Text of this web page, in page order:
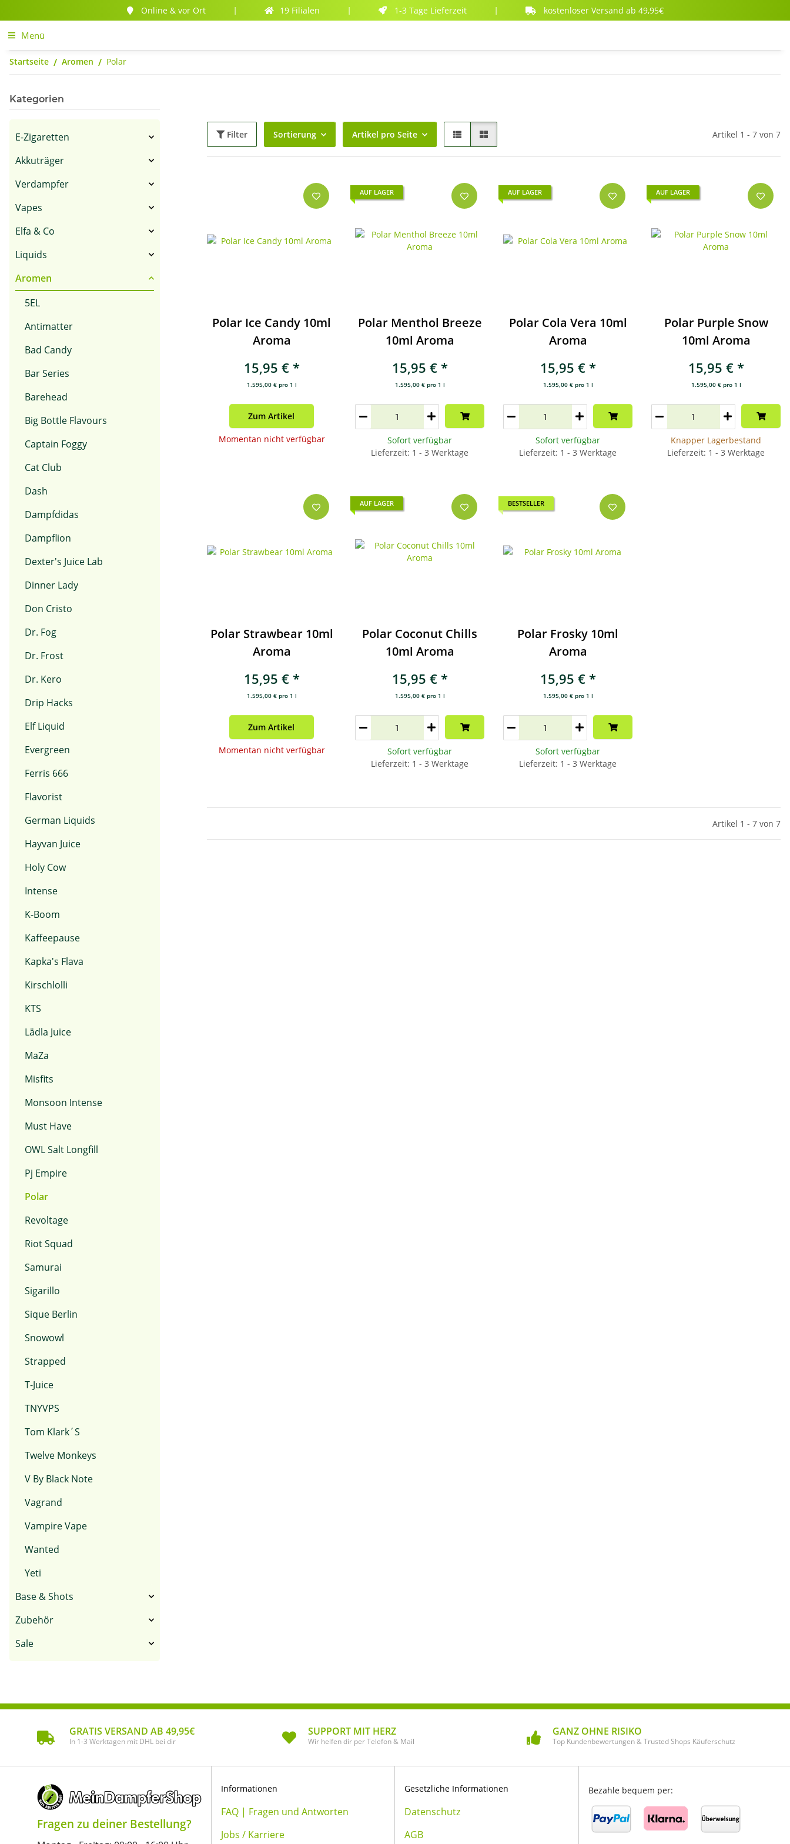
Online & vor Ort | 19 Filialen | 1-3 Tage Lieferzeit | kostenloser Versand ab 49,95€
Menü
Startseite Aromen Polar
Filter Sortierung Artikel pro Seite Artikel 1 - 7 von 7
Polar Ice Candy 10ml
Aroma
15,95 € *
1.595,00 € pro 1 l
Zum Artikel
Momentan nicht verfügbar
AUF LAGER
Polar Menthol Breeze
10ml Aroma
15,95 € *
1.595,00 € pro 1 l
Sofort verfügbar
Lieferzeit: 1 - 3 Werktage
AUF LAGER
Polar Cola Vera 10ml
Aroma
15,95 € *
1.595,00 € pro 1 l
Sofort verfügbar
Lieferzeit: 1 - 3 Werktage
AUF LAGER
Polar Purple Snow
10ml Aroma
15,95 € *
1.595,00 € pro 1 l
Knapper Lagerbestand
Lieferzeit: 1 - 3 Werktage
Polar Strawbear 10ml
Aroma
15,95 € *
1.595,00 € pro 1 l
Zum Artikel
Momentan nicht verfügbar
AUF LAGER
Polar Coconut Chills
10ml Aroma
15,95 € *
1.595,00 € pro 1 l
Sofort verfügbar
Lieferzeit: 1 - 3 Werktage
BESTSELLER
Polar Frosky 10ml
Aroma
15,95 € *
1.595,00 € pro 1 l
Sofort verfügbar
Lieferzeit: 1 - 3 Werktage
Artikel 1 - 7 von 7
Kategorien
E-Zigaretten
Akkuträger
Verdampfer
Vapes
Elfa & Co
Liquids
Aromen
5EL
Antimatter
Bad Candy
Bar Series
Barehead
Big Bottle Flavours
Captain Foggy
Cat Club
Dash
Dampfdidas
Dampflion
Dexter's Juice Lab
Dinner Lady
Don Cristo
Dr. Fog
Dr. Frost
Dr. Kero
Drip Hacks
Elf Liquid
Evergreen
Ferris 666
Flavorist
German Liquids
Hayvan Juice
Holy Cow
Intense
K-Boom
Kaffeepause
Kapka's Flava
Kirschlolli
KTS
Lädla Juice
MaZa
Misfits
Monsoon Intense
Must Have
OWL Salt Longfill
Pj Empire
Polar
Revoltage
Riot Squad
Samurai
Sigarillo
Sique Berlin
Snowowl
Strapped
T-Juice
TNYVPS
Tom Klark´s
Twelve Monkeys
V By Black Note
Vagrand
Vampire Vape
Wanted
Yeti
Base & Shots
Zubehör
Sale
GRATIS VERSAND AB 49,95€
In 1-3 Werktagen mit DHL bei dir
SUPPORT MIT HERZ
Wir helfen dir per Telefon & Mail
GANZ OHNE RISIKO
Top Kundenbewertungen & Trusted Shops Käuferschutz
Fragen zu deiner Bestellung?
Informationen
FAQ | Fragen und Antworten
Jobs / Karriere
Gesetzliche Informationen
Datenschutz
AGB
Bezahle bequem per: